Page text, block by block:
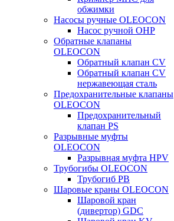
обжимки
Насосы ручные OLEOCON
Насос ручной OHP
Обратные клапаны
OLEOCON
Обратный клапан CV
Обратный клапан CV
нержавеющая сталь
Предохранительные клапаны
OLEOCON
Предохранительный
клапан PS
Разрывные муфты
OLEOCON
Разрывная муфта HPV
Трубогибы OLEOCON
Трубогиб PB
Шаровые краны OLEOCON
Шаровой кран
(дивертор) GDC